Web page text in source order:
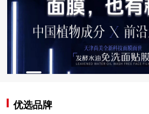
优选品牌